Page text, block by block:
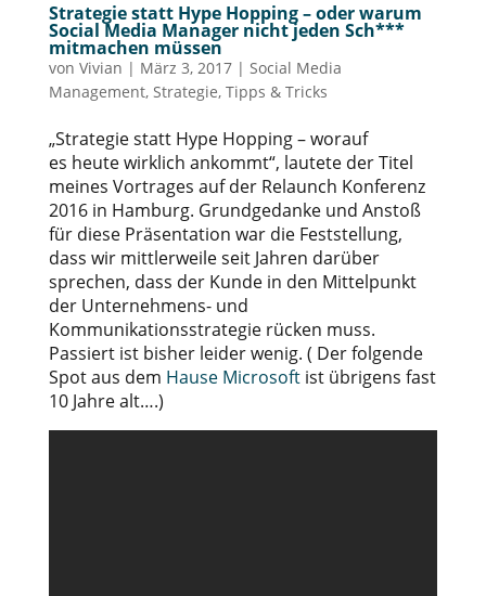
Strategie statt Hype Hopping – oder warum
Social Media Manager nicht jeden Sch***
mitmachen müssen
von Vivian | März 3, 2017| Social Media
Management, Strategie, Tipps & Tricks
„Strategie statt Hype Hopping – worauf
es heute wirklich ankommt“, lautete der Titel
meines Vortrages auf der Relaunch Konferenz
2016 in Hamburg. Grundgedanke und Anstoß
für diese Präsentation war die Feststellung,
dass wir mittlerweile seit Jahren darüber
sprechen, dass der Kunde in den Mittelpunkt
der Unternehmens- und
Kommunikationsstrategie rücken muss.
Passiert ist bisher leider wenig. ( Der folgende
Spot aus dem Hause Microsoftist übrigens fast
10 Jahre alt….)